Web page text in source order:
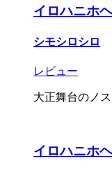
イロハニホ
シモシロシロ
レビュー
大正舞台のノ
イロハニホ